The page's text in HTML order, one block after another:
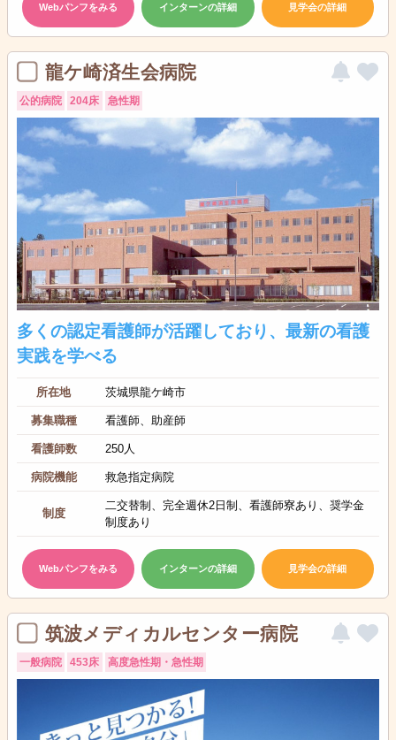
Webパンフをみる インターンの詳細 見学会の詳細
龍ケ崎済生会病院
公的病院 204床 急性期
多くの認定看護師が活躍しており、最新の看護
実践を学べる
所在地 茨城県龍ケ崎市
募集職種 看護師、助産師
看護師数 250人
病院機能 救急指定病院
制度
二交替制、完全週休2日制、看護師寮あり、奨学金
制度あり
Webパンフをみる インターンの詳細 見学会の詳細
筑波メディカルセンター病院
一般病院 453床 高度急性期・急性期